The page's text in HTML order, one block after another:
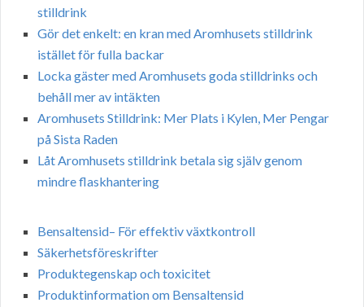
stilldrink
Gör det enkelt: en kran med Aromhusets stilldrink
istället för fulla backar
Locka gäster med Aromhusets goda stilldrinks och
behåll mer av intäkten
Aromhusets Stilldrink: Mer Plats i Kylen, Mer Pengar
på Sista Raden
Låt Aromhusets stilldrink betala sig själv genom
mindre flaskhantering
Bensaltensid– För effektiv växtkontroll
Säkerhetsföreskrifter
Produktegenskap och toxicitet
Produktinformation om Bensaltensid